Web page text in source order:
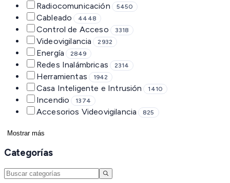
Radiocomunicación 5450
Cableado 4448
Control de Acceso 3318
Videovigilancia 2932
Energía 2849
Redes Inalámbricas 2314
Herramientas 1942
Casa Inteligente e Intrusión 1410
Incendio 1374
Accesorios Videovigilancia 825
Mostrar más
Categorías